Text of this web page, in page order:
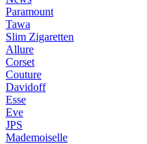
Paramount
Tawa
Slim Zigaretten
Allure
Corset
Couture
Davidoff
Esse
Eve
JPS
Mademoiselle